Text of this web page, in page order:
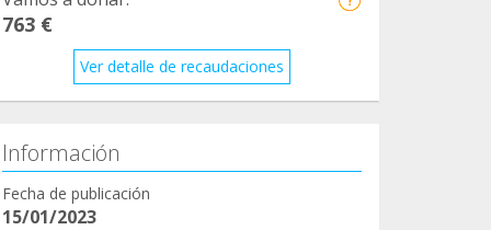
763 €
Ver detalle de recaudaciones
Información
Fecha de publicación
15/01/2023